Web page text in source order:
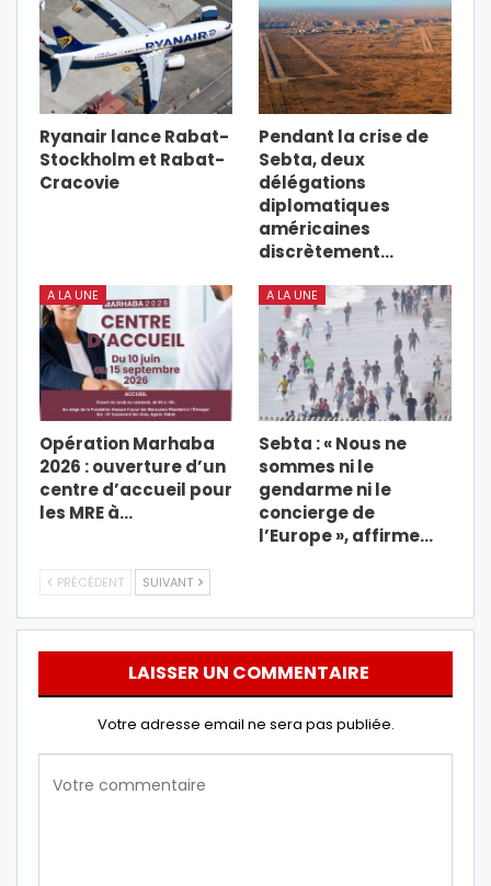
Ryanair lance Rabat-
Stockholm et Rabat-
Cracovie
Pendant la crise de
Sebta, deux
délégations
diplomatiques
américaines
discrètement…
A LA UNE
Opération Marhaba
2026 : ouverture d’un
centre d’accueil pour
les MRE à…
A LA UNE
Sebta : « Nous ne
sommes ni le
gendarme ni le
concierge de
l’Europe », affirme…
PRÉCÉDENT SUIVANT
LAISSER UN COMMENTAIRE
Votre adresse email ne sera pas publiée.